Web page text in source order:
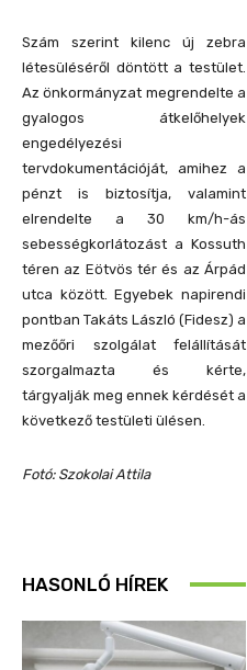
Szám szerint kilenc új zebra
létesüléséről döntött a testület.
Az önkormányzat megrendelte a
gyalogos átkelőhelyek
engedélyezési
tervdokumentációját, amihez a
pénzt is biztosítja, valamint
elrendelte a 30 km/h-ás
sebességkorlátozást a Kossuth
téren az Eötvös tér és az Árpád
utca között. Egyebek napirendi
pontban Takáts László (Fidesz) a
mezőőri szolgálat felállítását
szorgalmazta és kérte,
tárgyalják meg ennek kérdését a
következő testületi ülésen.
Fotó: Szokolai Attila
HASONLÓ HÍREK